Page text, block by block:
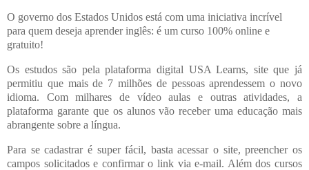
O governo dos Estados Unidos está com uma iniciativa incrível
para quem deseja aprender inglês: é um curso 100% online e
gratuito!
Os estudos são pela plataforma digital USA Learns, site que já
permitiu que mais de 7 milhões de pessoas aprendessem o novo
idioma. Com milhares de vídeo aulas e outras atividades, a
plataforma garante que os alunos vão receber uma educação mais
abrangente sobre a língua.
Para se cadastrar é super fácil, basta acessar o site, preencher os
campos solicitados e confirmar o link via e-mail. Além dos cursos